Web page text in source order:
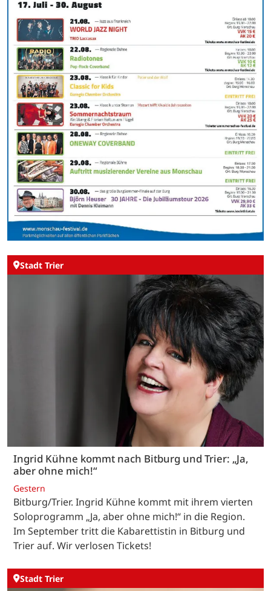
Stadt Trier
Ingrid Kühne kommt nach Bitburg und Trier: „Ja,
aber ohne mich!“
Gestern
Bitburg/Trier. Ingrid Kühne kommt mit ihrem vierten
Soloprogramm „Ja, aber ohne mich!“ in die Region.
Im September tritt die Kabarettistin in Bitburg und
Trier auf. Wir verlosen Tickets!
Stadt Trier